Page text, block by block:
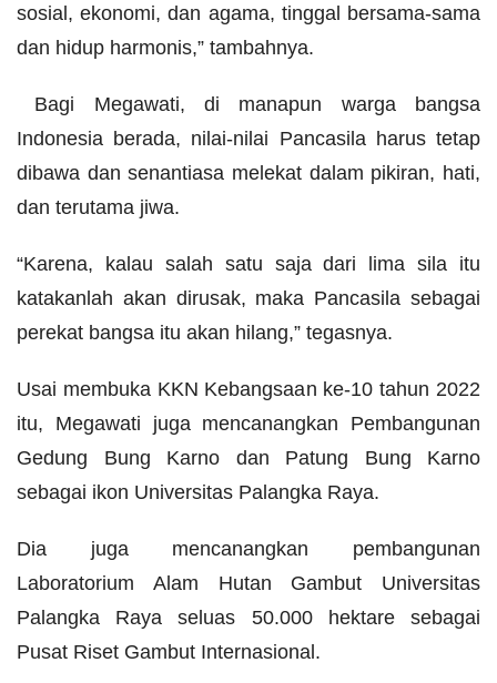
sosial, ekonomi, dan agama, tinggal bersama-sama
dan hidup harmonis,” tambahnya.
Bagi Megawati, di manapun warga bangsa
Indonesia berada, nilai-nilai Pancasila harus tetap
dibawa dan senantiasa melekat dalam pikiran, hati,
dan terutama jiwa.
“Karena, kalau salah satu saja dari lima sila itu
katakanlah akan dirusak, maka Pancasila sebagai
perekat bangsa itu akan hilang,” tegasnya.
Usai membuka KKN Kebangsaan ke-10 tahun 2022
itu, Megawati juga mencanangkan Pembangunan
Gedung Bung Karno dan Patung Bung Karno
sebagai ikon Universitas Palangka Raya.
Dia juga mencanangkan pembangunan
Laboratorium Alam Hutan Gambut Universitas
Palangka Raya seluas 50.000 hektare sebagai
Pusat Riset Gambut Internasional.